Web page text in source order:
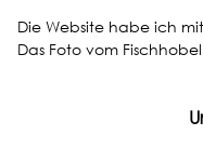
Die Website habe ich
Das Foto vom